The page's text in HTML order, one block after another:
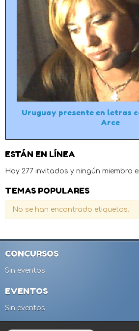
Uruguay presente en letras
Arce
ESTÁN EN LÍNEA
Hay 277 invitados y ningún miembro
TEMAS POPULARES
No se han encontrado etiquetas.
CONCURSOS
Sin eventos
EVENTOS
Sin eventos